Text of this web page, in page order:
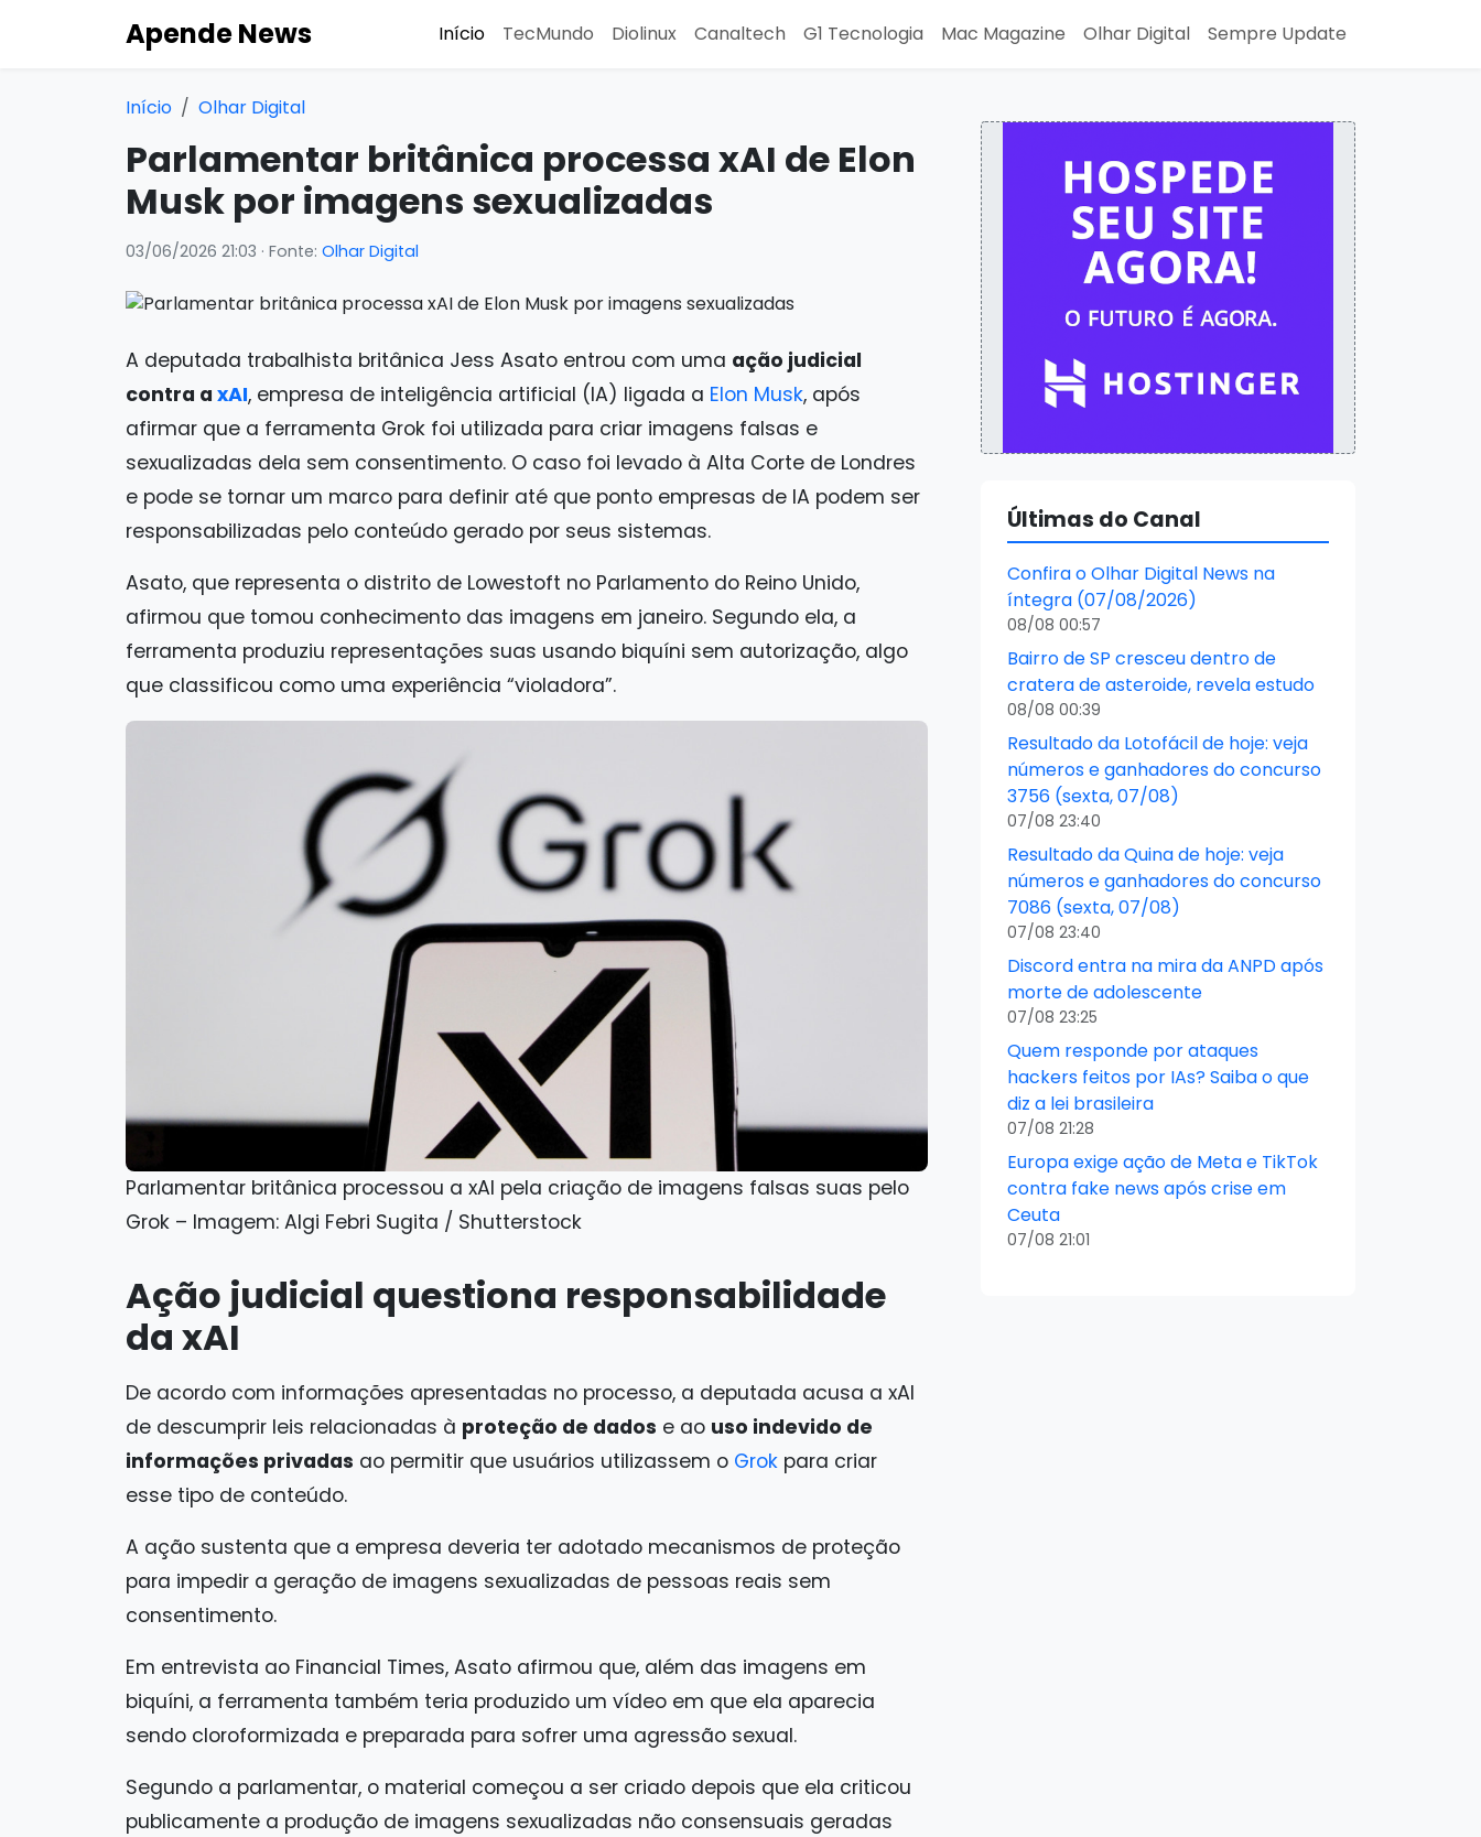
Apende News Início TecMundo Diolinux Canaltech G1 Tecnologia Mac Magazine Olhar Digital Sempre Update
Início Olhar Digital
Parlamentar britânica processa xAI de Elon
Musk por imagens sexualizadas
03/06/2026 21:03 · Fonte: Olhar Digital
A deputada trabalhista britânica Jess Asato entrou com uma ação judicial
contra a xAI, empresa de inteligência artificial (IA) ligada a Elon Musk, após
afirmar que a ferramenta Grok foi utilizada para criar imagens falsas e
sexualizadas dela sem consentimento. O caso foi levado à Alta Corte de Londres
e pode se tornar um marco para definir até que ponto empresas de IA podem ser
responsabilizadas pelo conteúdo gerado por seus sistemas.
Asato, que representa o distrito de Lowestoft no Parlamento do Reino Unido,
afirmou que tomou conhecimento das imagens em janeiro. Segundo ela, a
ferramenta produziu representações suas usando biquíni sem autorização, algo
que classificou como uma experiência “violadora”.
Parlamentar britânica processou a xAI pela criação de imagens falsas suas pelo
Grok – Imagem: Algi Febri Sugita / Shutterstock
Ação judicial questiona responsabilidade
da xAI
De acordo com informações apresentadas no processo, a deputada acusa a xAI
de descumprir leis relacionadas à proteção de dados e ao uso indevido de
informações privadas ao permitir que usuários utilizassem o Grok para criar
esse tipo de conteúdo.
A ação sustenta que a empresa deveria ter adotado mecanismos de proteção
para impedir a geração de imagens sexualizadas de pessoas reais sem
consentimento.
Em entrevista ao Financial Times, Asato afirmou que, além das imagens em
biquíni, a ferramenta também teria produzido um vídeo em que ela aparecia
sendo cloroformizada e preparada para sofrer uma agressão sexual.
Segundo a parlamentar, o material começou a ser criado depois que ela criticou
publicamente a produção de imagens sexualizadas não consensuais geradas
Últimas do Canal
Confira o Olhar Digital News na
íntegra (07/08/2026)
08/08 00:57
Bairro de SP cresceu dentro de
cratera de asteroide, revela estudo
08/08 00:39
Resultado da Lotofácil de hoje: veja
números e ganhadores do concurso
3756 (sexta, 07/08)
07/08 23:40
Resultado da Quina de hoje: veja
números e ganhadores do concurso
7086 (sexta, 07/08)
07/08 23:40
Discord entra na mira da ANPD após
morte de adolescente
07/08 23:25
Quem responde por ataques
hackers feitos por IAs? Saiba o que
diz a lei brasileira
07/08 21:28
Europa exige ação de Meta e TikTok
contra fake news após crise em
Ceuta
07/08 21:01